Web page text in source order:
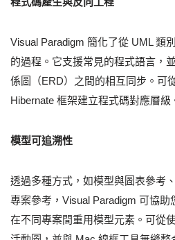
Visual Paradigm 簡化了從 UML 類
的過程。它支援常見的程式語言，
係圖（ERD）之間的相互同步。可
Hibernate 框架建立程式碼對應層級
模型可追溯性
透過多種方式，如模型與圖表參考
專案參考，Visual Paradigm 可協
在不同專案間重用模型元素。可從